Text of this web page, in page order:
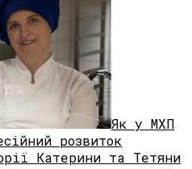
Як у МХП
розвиток
Катерини та Тетяни